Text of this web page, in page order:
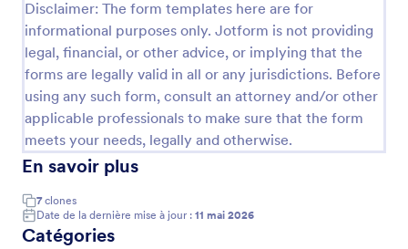
Disclaimer: The form templates here are for
informational purposes only. Jotform is not providing
legal, financial, or other advice, or implying that the
forms are legally valid in all or any jurisdictions. Before
using any such form, consult an attorney and/or other
applicable professionals to make sure that the form
meets your needs, legally and otherwise.
En savoir plus
7 clones
Date de la dernière mise à jour : 11 mai 2026
Catégories
Commentaires Sur Le Site Web